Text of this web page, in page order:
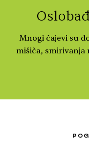
Mnogi čajevi su
mišiča, smirivanja